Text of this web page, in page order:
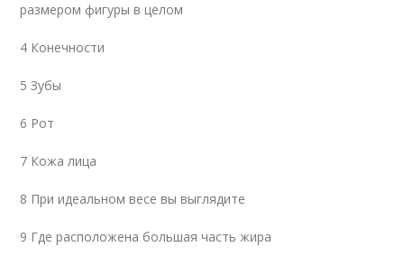
размером фигуры в целом
4 Конечности
5 Зубы
6 Рот
7 Кожа лица
8 При идеальном весе вы выглядите
9 Где расположена большая часть жира